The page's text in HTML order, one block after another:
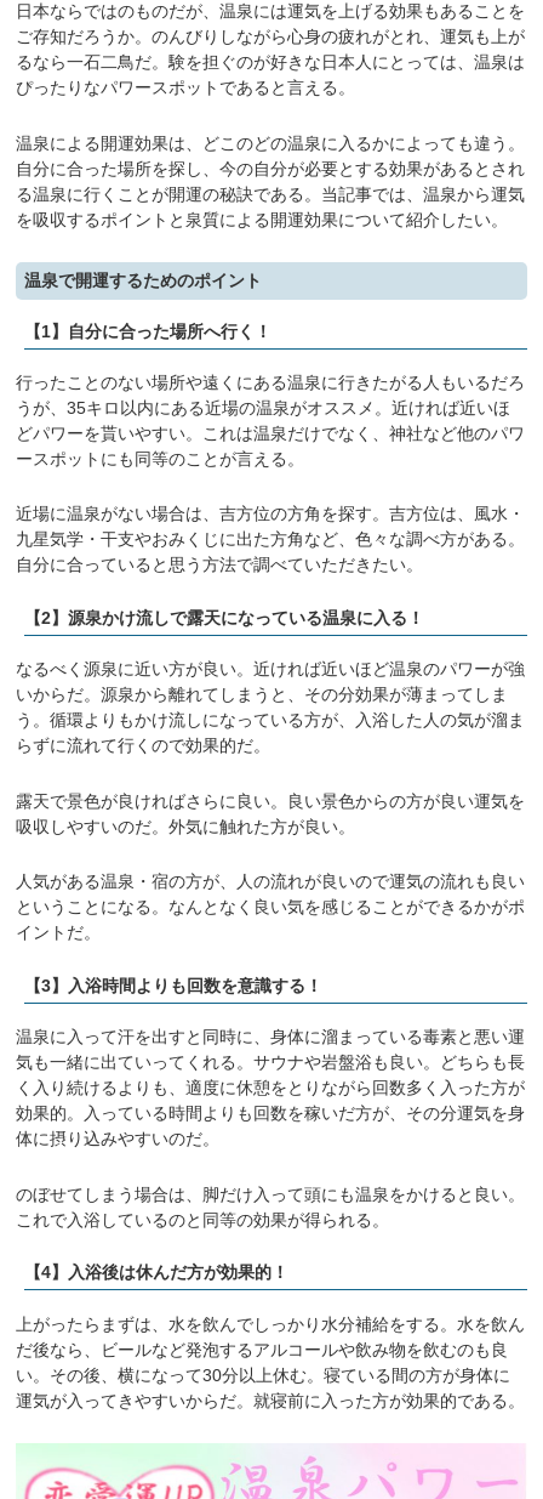
日本ならではのものだが、温泉には運気を上げる効果もあることを
ご存知だろうか。のんびりしながら心身の疲れがとれ、運気も上が
るなら一石二鳥だ。験を担ぐのが好きな日本人にとっては、温泉は
ぴったりなパワースポットであると言える。
温泉による開運効果は、どこのどの温泉に入るかによっても違う。
自分に合った場所を探し、今の自分が必要とする効果があるとされ
る温泉に行くことが開運の秘訣である。当記事では、温泉から運気
を吸収するポイントと泉質による開運効果について紹介したい。
温泉で開運するためのポイント
【1】自分に合った場所へ行く！
行ったことのない場所や遠くにある温泉に行きたがる人もいるだろ
うが、35キロ以内にある近場の温泉がオススメ。近ければ近いほ
どパワーを貰いやすい。これは温泉だけでなく、神社など他のパワ
ースポットにも同等のことが言える。
近場に温泉がない場合は、吉方位の方角を探す。吉方位は、風水・
九星気学・干支やおみくじに出た方角など、色々な調べ方がある。
自分に合っていると思う方法で調べていただきたい。
【2】源泉かけ流しで露天になっている温泉に入る！
なるべく源泉に近い方が良い。近ければ近いほど温泉のパワーが強
いからだ。源泉から離れてしまうと、その分効果が薄まってしま
う。循環よりもかけ流しになっている方が、入浴した人の気が溜ま
らずに流れて行くので効果的だ。
露天で景色が良ければさらに良い。良い景色からの方が良い運気を
吸収しやすいのだ。外気に触れた方が良い。
人気がある温泉・宿の方が、人の流れが良いので運気の流れも良い
ということになる。なんとなく良い気を感じることができるかがポ
イントだ。
【3】入浴時間よりも回数を意識する！
温泉に入って汗を出すと同時に、身体に溜まっている毒素と悪い運
気も一緒に出ていってくれる。サウナや岩盤浴も良い。どちらも長
く入り続けるよりも、適度に休憩をとりながら回数多く入った方が
効果的。入っている時間よりも回数を稼いだ方が、その分運気を身
体に摂り込みやすいのだ。
のぼせてしまう場合は、脚だけ入って頭にも温泉をかけると良い。
これで入浴しているのと同等の効果が得られる。
【4】入浴後は休んだ方が効果的！
上がったらまずは、水を飲んでしっかり水分補給をする。水を飲ん
だ後なら、ビールなど発泡するアルコールや飲み物を飲むのも良
い。その後、横になって30分以上休む。寝ている間の方が身体に
運気が入ってきやすいからだ。就寝前に入った方が効果的である。